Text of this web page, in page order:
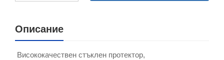
Описание
Висококачествен стъклен протектор,